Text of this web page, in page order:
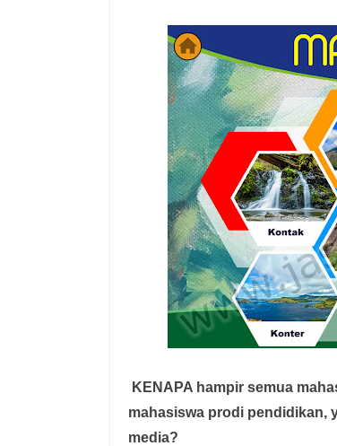
KENAPA hampir semua
mahasiswa prodi pendidikan,
media?